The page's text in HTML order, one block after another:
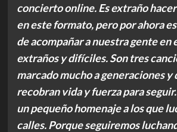
concierto online. Es extraño
en este formato, pero por ahora
de acompañar a nuestra gente en
extraños y difíciles. Son tres
marcado mucho a generaciones y
recobran vida y fuerza para
un pequeño homenaje a los que
calles. Porque seguiremos